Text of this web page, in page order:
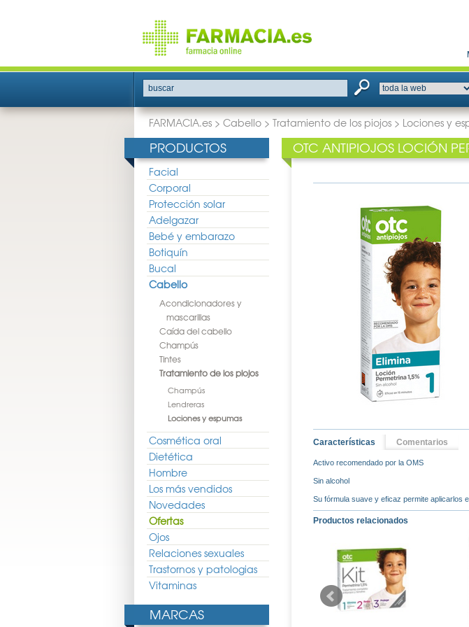
buscar
FARMACIA.es > Cabello > Tratamiento de los piojos > Lociones y
PRODUCTOS
Facial
Corporal
Protección solar
Adelgazar
Bebé y embarazo
Botiquín
Bucal
Cabello
Acondicionadores y
mascarillas
Caída del cabello
Champús
Tintes
Tratamiento de los piojos
Champús
Lendreras
Lociones y espumas
Cosmética oral
Dietética
Hombre
Los más vendidos
Novedades
Ofertas
Ojos
Relaciones sexuales
Trastornos y patologias
Vitaminas
MARCAS
OTC ANTIPIOJOS LOCIÓN
Características Comentarios
Activo recomendado por la OMS
Sin alcohol
Su fórmula suave y eficaz permite aplicarlos
Productos relacionados